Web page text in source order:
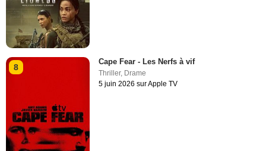
8
Cape Fear - Les Nerfs à vif
Thriller, Drame
5 juin 2026 sur Apple TV